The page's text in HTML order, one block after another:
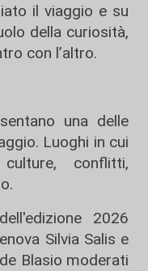
il viaggio e su
della curiosità,
con l’altro.
una delle
Luoghi in cui
conflitti,
2026
Silvia Salis e
Blasio moderati